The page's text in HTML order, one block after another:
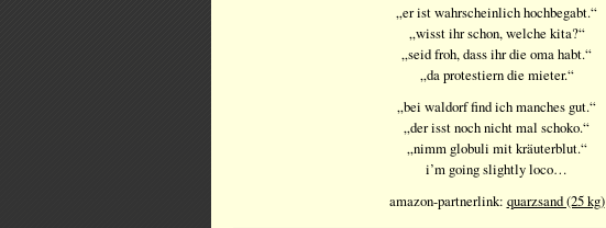
„er ist wahrscheinlich hochbegabt.“
„wisst ihr schon, welche kita?“
„seid froh, dass ihr die oma habt.“
„da protestiern die mieter.“
„bei waldorf find ich manches gut.“
„der isst noch nicht mal schoko.“
„nimm globuli mit kräuterblut.“
i’m going slightly loco…
amazon-partnerlink: quarzsand (25 kg)